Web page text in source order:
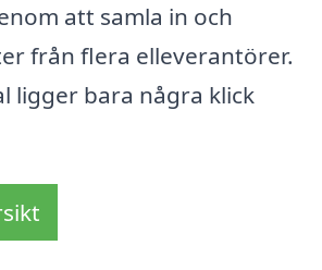
att samla in och
från flera elleverantörer.
ligger bara några klick